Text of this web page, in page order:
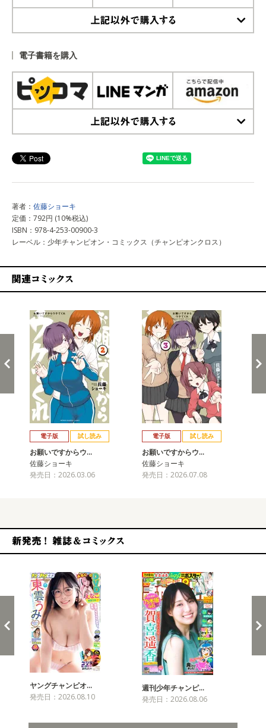
電子書籍を購入
著者： 佐藤ショーキ
定価：792円 (10%税込)
ISBN：978-4-253-00900-3
レーベル：少年チャンピオン・コミックス（チャンピオンクロス）
電子版 試し読み
お願いですからウ…
佐藤ショーキ
発売日：2026.03.06
電子版 試し読み
お願いですからウ…
佐藤ショーキ
発売日：2026.07.08
ヤングチャンピオ…
発売日：2026.08.10
週刊少年チャンピ…
発売日：2026.08.06